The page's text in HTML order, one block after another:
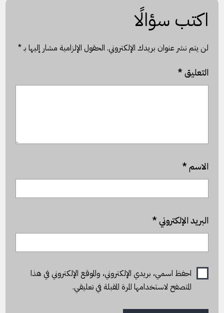
اكتب سؤالًا
لن يتم نشر عنوان بريدك الإلكتروني. الحقول الإلزامية مشار إليها بـ*
التعليق*
الاسم*
البريد الإلكتروني*
احفظ اسمي، بريدي الإلكتروني، والموقع الإلكتروني في هذا
المتصفح لاستخدامها المرة المقبلة في تعليقي.